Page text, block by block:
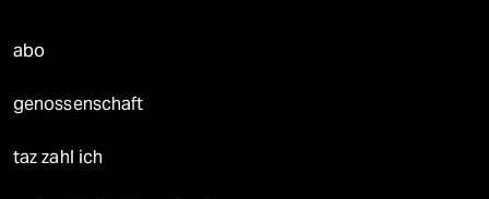
abo
genossenschaft
taz zahl ich